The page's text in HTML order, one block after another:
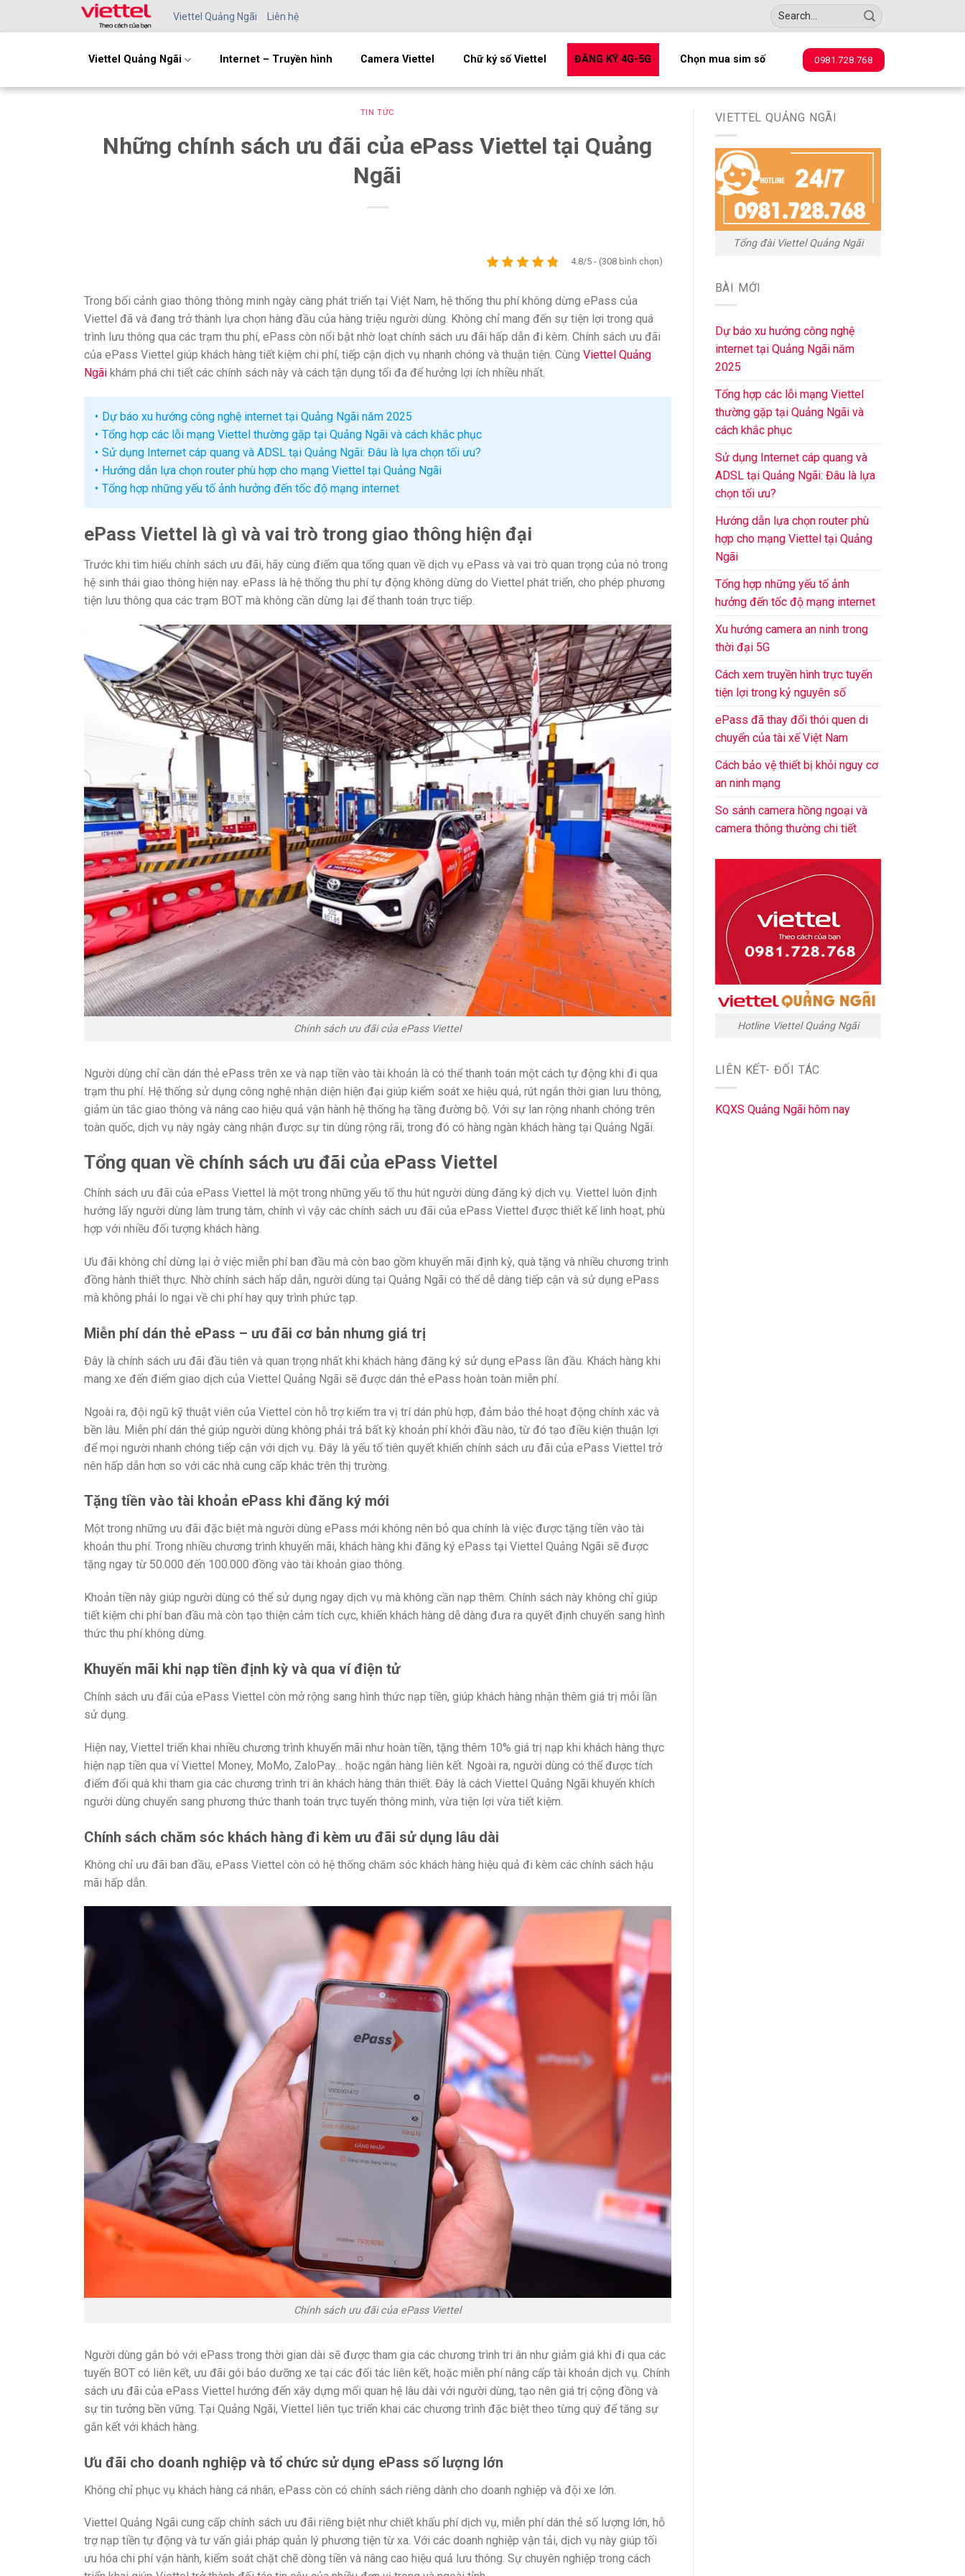
Viettel Quảng Ngãi Liên hệ
Viettel Quảng Ngãi Internet – Truyền hình Camera Viettel Chữ ký số Viettel ĐĂNG KÝ 4G-5G Chọn mua sim số 0981.728.768
TIN TỨC
Những chính sách ưu đãi của ePass Viettel tại Quảng
Ngãi
4.8/5 - (308 bình chọn)
Trong bối cảnh giao thông thông minh ngày càng phát triển tại Việt Nam, hệ thống thu phí không dừng ePass của
Viettel đã và đang trở thành lựa chọn hàng đầu của hàng triệu người dùng. Không chỉ mang đến sự tiện lợi trong quá
trình lưu thông qua các trạm thu phí, ePass còn nổi bật nhờ loạt chính sách ưu đãi hấp dẫn đi kèm. Chính sách ưu đãi
của ePass Viettel giúp khách hàng tiết kiệm chi phí, tiếp cận dịch vụ nhanh chóng và thuận tiện. Cùng Viettel Quảng
Ngãi khám phá chi tiết các chính sách này và cách tận dụng tối đa để hưởng lợi ích nhiều nhất.
Dự báo xu hướng công nghệ internet tại Quảng Ngãi năm 2025
Tổng hợp các lỗi mạng Viettel thường gặp tại Quảng Ngãi và cách khắc phục
Sử dụng Internet cáp quang và ADSL tại Quảng Ngãi: Đâu là lựa chọn tối ưu?
Hướng dẫn lựa chọn router phù hợp cho mạng Viettel tại Quảng Ngãi
Tổng hợp những yếu tố ảnh hưởng đến tốc độ mạng internet
ePass Viettel là gì và vai trò trong giao thông hiện đại
Trước khi tìm hiểu chính sách ưu đãi, hãy cùng điểm qua tổng quan về dịch vụ ePass và vai trò quan trọng của nó trong
hệ sinh thái giao thông hiện nay. ePass là hệ thống thu phí tự động không dừng do Viettel phát triển, cho phép phương
tiện lưu thông qua các trạm BOT mà không cần dừng lại để thanh toán trực tiếp.
Chính sách ưu đãi của ePass Viettel
Người dùng chỉ cần dán thẻ ePass trên xe và nạp tiền vào tài khoản là có thể thanh toán một cách tự động khi đi qua
trạm thu phí. Hệ thống sử dụng công nghệ nhận diện hiện đại giúp kiểm soát xe hiệu quả, rút ngắn thời gian lưu thông,
giảm ùn tắc giao thông và nâng cao hiệu quả vận hành hệ thống hạ tầng đường bộ. Với sự lan rộng nhanh chóng trên
toàn quốc, dịch vụ này ngày càng nhận được sự tin dùng rộng rãi, trong đó có hàng ngàn khách hàng tại Quảng Ngãi.
Tổng quan về chính sách ưu đãi của ePass Viettel
Chính sách ưu đãi của ePass Viettel là một trong những yếu tố thu hút người dùng đăng ký dịch vụ. Viettel luôn định
hướng lấy người dùng làm trung tâm, chính vì vậy các chính sách ưu đãi của ePass Viettel được thiết kế linh hoạt, phù
hợp với nhiều đối tượng khách hàng.
Ưu đãi không chỉ dừng lại ở việc miễn phí ban đầu mà còn bao gồm khuyến mãi định kỳ, quà tặng và nhiều chương trình
đồng hành thiết thực. Nhờ chính sách hấp dẫn, người dùng tại Quảng Ngãi có thể dễ dàng tiếp cận và sử dụng ePass
mà không phải lo ngại về chi phí hay quy trình phức tạp.
Miễn phí dán thẻ ePass – ưu đãi cơ bản nhưng giá trị
Đây là chính sách ưu đãi đầu tiên và quan trọng nhất khi khách hàng đăng ký sử dụng ePass lần đầu. Khách hàng khi
mang xe đến điểm giao dịch của Viettel Quảng Ngãi sẽ được dán thẻ ePass hoàn toàn miễn phí.
Ngoài ra, đội ngũ kỹ thuật viên của Viettel còn hỗ trợ kiểm tra vị trí dán phù hợp, đảm bảo thẻ hoạt động chính xác và
bền lâu. Miễn phí dán thẻ giúp người dùng không phải trả bất kỳ khoản phí khởi đầu nào, từ đó tạo điều kiện thuận lợi
để mọi người nhanh chóng tiếp cận với dịch vụ. Đây là yếu tố tiên quyết khiến chính sách ưu đãi của ePass Viettel trở
nên hấp dẫn hơn so với các nhà cung cấp khác trên thị trường.
Tặng tiền vào tài khoản ePass khi đăng ký mới
Một trong những ưu đãi đặc biệt mà người dùng ePass mới không nên bỏ qua chính là việc được tặng tiền vào tài
khoản thu phí. Trong nhiều chương trình khuyến mãi, khách hàng khi đăng ký ePass tại Viettel Quảng Ngãi sẽ được
tặng ngay từ 50.000 đến 100.000 đồng vào tài khoản giao thông.
Khoản tiền này giúp người dùng có thể sử dụng ngay dịch vụ mà không cần nạp thêm. Chính sách này không chỉ giúp
tiết kiệm chi phí ban đầu mà còn tạo thiện cảm tích cực, khiến khách hàng dễ dàng đưa ra quyết định chuyển sang hình
thức thu phí không dừng.
Khuyến mãi khi nạp tiền định kỳ và qua ví điện tử
Chính sách ưu đãi của ePass Viettel còn mở rộng sang hình thức nạp tiền, giúp khách hàng nhận thêm giá trị mỗi lần
sử dụng.
Hiện nay, Viettel triển khai nhiều chương trình khuyến mãi như hoàn tiền, tặng thêm 10% giá trị nạp khi khách hàng thực
hiện nạp tiền qua ví Viettel Money, MoMo, ZaloPay… hoặc ngân hàng liên kết. Ngoài ra, người dùng có thể được tích
điểm đổi quà khi tham gia các chương trình tri ân khách hàng thân thiết. Đây là cách Viettel Quảng Ngãi khuyến khích
người dùng chuyển sang phương thức thanh toán trực tuyến thông minh, vừa tiện lợi vừa tiết kiệm.
Chính sách chăm sóc khách hàng đi kèm ưu đãi sử dụng lâu dài
Không chỉ ưu đãi ban đầu, ePass Viettel còn có hệ thống chăm sóc khách hàng hiệu quả đi kèm các chính sách hậu
mãi hấp dẫn.
Chính sách ưu đãi của ePass Viettel
Người dùng gắn bó với ePass trong thời gian dài sẽ được tham gia các chương trình tri ân như giảm giá khi đi qua các
tuyến BOT có liên kết, ưu đãi gói bảo dưỡng xe tại các đối tác liên kết, hoặc miễn phí nâng cấp tài khoản dịch vụ. Chính
sách ưu đãi của ePass Viettel hướng đến xây dựng mối quan hệ lâu dài với người dùng, tạo nên giá trị cộng đồng và
sự tin tưởng bền vững. Tại Quảng Ngãi, Viettel liên tục triển khai các chương trình đặc biệt theo từng quý để tăng sự
gắn kết với khách hàng.
Ưu đãi cho doanh nghiệp và tổ chức sử dụng ePass số lượng lớn
Không chỉ phục vụ khách hàng cá nhân, ePass còn có chính sách riêng dành cho doanh nghiệp và đội xe lớn.
Viettel Quảng Ngãi cung cấp chính sách ưu đãi riêng biệt như chiết khấu phí dịch vụ, miễn phí dán thẻ số lượng lớn, hỗ
trợ nạp tiền tự động và tư vấn giải pháp quản lý phương tiện từ xa. Với các doanh nghiệp vận tải, dịch vụ này giúp tối
ưu hóa chi phí vận hành, kiểm soát chặt chẽ dòng tiền và nâng cao hiệu quả lưu thông. Sự chuyên nghiệp trong cách
VIETTEL QUẢNG NGÃI
Tổng đài Viettel Quảng Ngãi
BÀI MỚI
Dự báo xu hướng công nghệ
internet tại Quảng Ngãi năm
2025
Tổng hợp các lỗi mạng Viettel
thường gặp tại Quảng Ngãi và
cách khắc phục
Sử dụng Internet cáp quang và
ADSL tại Quảng Ngãi: Đâu là lựa
chọn tối ưu?
Hướng dẫn lựa chọn router phù
hợp cho mạng Viettel tại Quảng
Ngãi
Tổng hợp những yếu tố ảnh
hưởng đến tốc độ mạng internet
Xu hướng camera an ninh trong
thời đại 5G
Cách xem truyền hình trực tuyến
tiện lợi trong kỷ nguyên số
ePass đã thay đổi thói quen di
chuyển của tài xế Việt Nam
Cách bảo vệ thiết bị khỏi nguy cơ
an ninh mạng
So sánh camera hồng ngoại và
camera thông thường chi tiết
Hotline Viettel Quảng Ngãi
LIÊN KẾT- ĐỐI TÁC
KQXS Quảng Ngãi hôm nay